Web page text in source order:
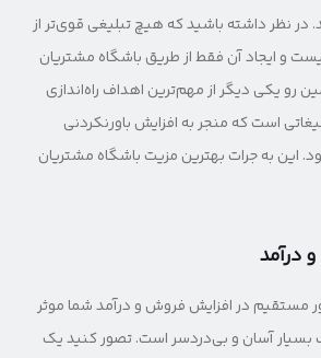
نظر داشته باشید که هیچ تبلیغی قوی‌تر از
و ایجاد آن فقط از طریق باشگاه مشتریان
رو یکی دیگر از مهم‌ترین اهداف راه‌اندازی
است که منجر به افزایش باورنکردنی
این به جرات بهترین مزیت باشگاه مشتریان
مستقیم در افزایش فروش و درآمد شما موثر
آسان و بی‌دردسر است. تصور کنید یک